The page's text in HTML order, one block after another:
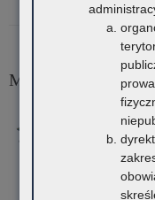
o: Stypendium ministra
dla uczniów za
Mapa Zwycięzców
kampanii.